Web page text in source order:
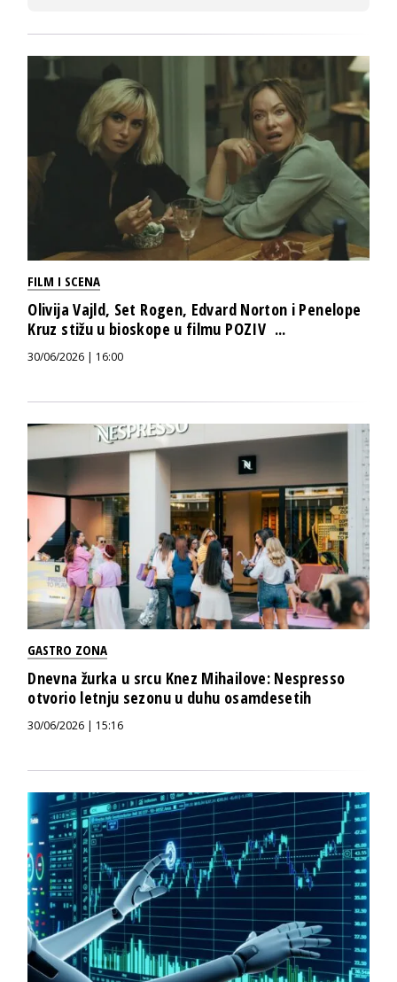
FILM I SCENA
Olivija Vajld, Set Rogen, Edvard Norton i Penelope
Kruz stižu u bioskope u filmu POZIV ...
30/06/2026 | 16:00
GASTRO ZONA
Dnevna žurka u srcu Knez Mihailove: Nespresso
otvorio letnju sezonu u duhu osamdesetih
30/06/2026 | 15:16